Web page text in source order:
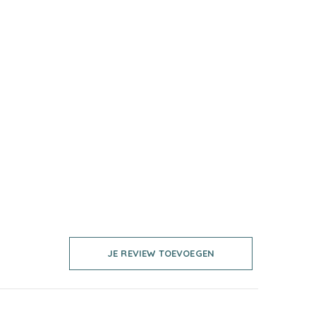
JE REVIEW TOEVOEGEN